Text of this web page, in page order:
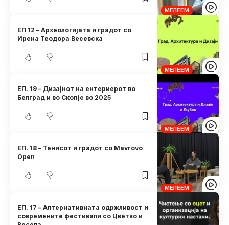
МЕЛЕЕМ
МЕЛЕЕМ
ЕП 12 – Археологијата и градот со
Ирена Теодора Весевска
МЕЛЕЕМ
ЕП. 19 – Дизајнот на ентериерот во
Белград и во Скопје во 2025
МЕЛЕЕМ
ЕП. 18 – Тенисот и градот со Mavrovo
Open
ЕП. 17 – Алтернативната одржливост и
современите фестивали со Цветко и